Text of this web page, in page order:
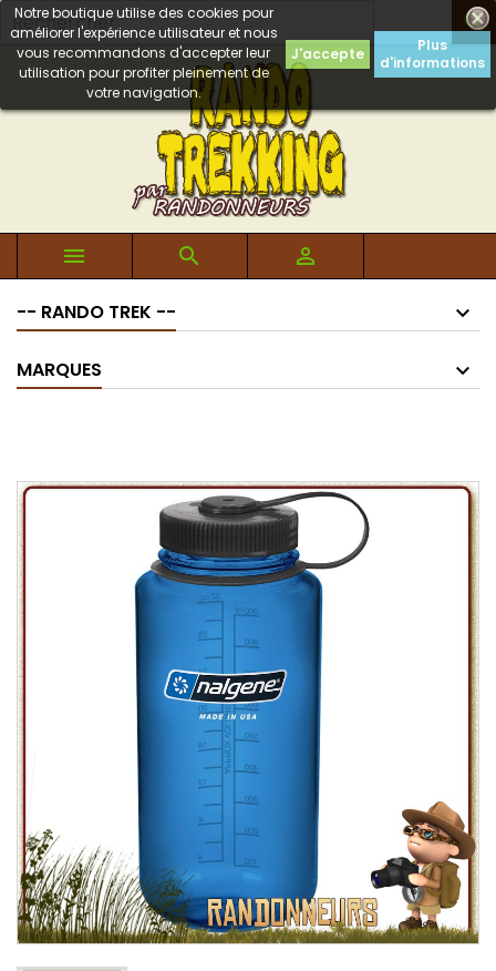

Notre boutique utilise des cookies pour
améliorer l'expérience utilisateur et nous
vous recommandons d'accepter leur
utilisation pour profiter pleinement de
votre navigation.
J'accepte
Plus
d'informations
  
-- RANDO TREK --
MARQUES